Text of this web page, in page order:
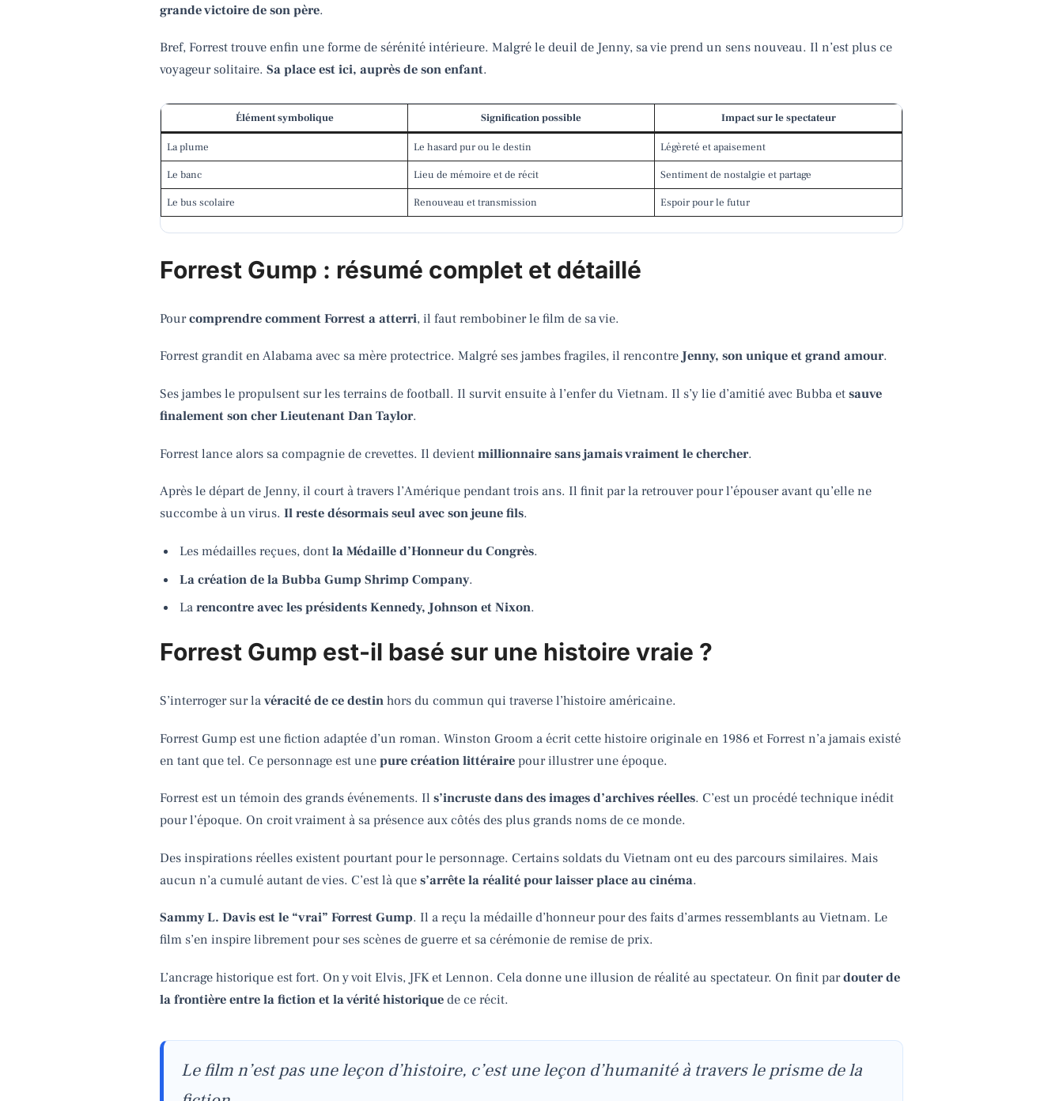
grande victoire de son père.
Bref, Forrest trouve enfin une forme de sérénité intérieure. Malgré le deuil de Jenny, sa vie prend un sens nouveau. Il n’est plus ce
voyageur solitaire. Sa place est ici, auprès de son enfant.
Élément symbolique Signification possible Impact sur le spectateur
La plume Le hasard pur ou le destin Légèreté et apaisement
Le banc Lieu de mémoire et de récit Sentiment de nostalgie et partage
Le bus scolaire Renouveau et transmission Espoir pour le futur
Forrest Gump : résumé complet et détaillé
Pourcomprendre comment Forrest a atterri, il faut rembobiner le film de sa vie.
Forrest grandit en Alabama avec sa mère protectrice. Malgré ses jambes fragiles, il rencontreJenny, son unique et grand amour.
Ses jambes le propulsent sur les terrains de football. Il survit ensuite à l’enfer du Vietnam. Il s’y lie d’amitié avec Bubba etsauve
finalement son cher Lieutenant Dan Taylor.
Forrest lance alors sa compagnie de crevettes. Il devientmillionnaire sans jamais vraiment le chercher.
Après le départ de Jenny, il court à travers l’Amérique pendant trois ans. Il finit par la retrouver pour l’épouser avant qu’elle ne
succombe à un virus. Il reste désormais seul avec son jeune fils.
Les médailles reçues, dontla Médaille d’Honneur du Congrès.
La création de la Bubba Gump Shrimp Company.
Larencontre avec les présidents Kennedy, Johnson et Nixon.
Forrest Gump est-il basé sur une histoire vraie ?
S’interroger sur lavéracité de ce destinhors du commun qui traverse l’histoire américaine.
Forrest Gump est une fiction adaptée d’un roman. Winston Groom a écrit cette histoire originale en 1986 et Forrest n’a jamais existé
en tant que tel. Ce personnage est unepure création littérairepour illustrer une époque.
Forrest est un témoin des grands événements. Il s’incruste dans des images d’archives réelles. C’est un procédé technique inédit
pour l’époque. On croit vraiment à sa présence aux côtés des plus grands noms de ce monde.
Des inspirations réelles existent pourtant pour le personnage. Certains soldats du Vietnam ont eu des parcours similaires. Mais
aucun n’a cumulé autant de vies. C’est là ques’arrête la réalité pour laisser place au cinéma.
Sammy L. Davis est le “vrai” Forrest Gump. Il a reçu la médaille d’honneur pour des faits d’armes ressemblants au Vietnam. Le
film s’en inspire librement pour ses scènes de guerre et sa cérémonie de remise de prix.
L’ancrage historique est fort. On y voit Elvis, JFK et Lennon. Cela donne une illusion de réalité au spectateur. On finit pardouter de
la frontière entre la fiction et la vérité historiquede ce récit.
Le film n’est pas une leçon d’histoire, c’est une leçon d’humanité à travers le prisme de la